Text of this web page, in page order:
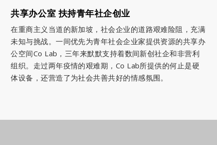
共享办公室 扶持青年社企创业
在重商主义当道的新加坡，社会企业的道路艰难险阻，充满
未知与挑战。一间优先为青年社会企业家提供资源的共享办
公空间Co Lab，三年来默默支持着数间新创社企和非营利
组织。走过两年疫情的艰难期，Co Lab所提供的何止是硬
体设备，还营造了为社会共善共好的情感氛围。